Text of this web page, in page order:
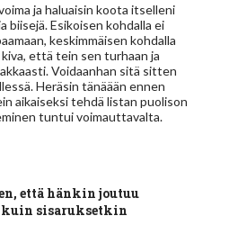
ja haluaisin koota itselleni
biisejä. Esikoisen kohdalla ei
keskimmäisen kohdalla
että tein sen turhaan ja
Voidaanhan sitä sitten
Heräsin tänäään ennen
aikaiseksi tehdä listan puolison
tuntui voimauttavalta.
että hänkin joutuu
sisaruksetkin